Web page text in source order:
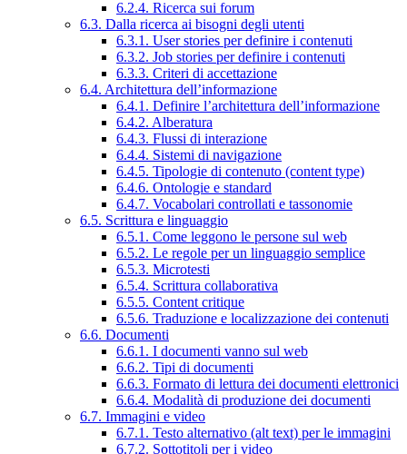
6.2.4. Ricerca sui forum
6.3. Dalla ricerca ai bisogni degli utenti
6.3.1. User stories per definire i contenuti
6.3.2. Job stories per definire i contenuti
6.3.3. Criteri di accettazione
6.4. Architettura dell’informazione
6.4.1. Definire l’architettura dell’informazione
6.4.2. Alberatura
6.4.3. Flussi di interazione
6.4.4. Sistemi di navigazione
6.4.5. Tipologie di contenuto (content type)
6.4.6. Ontologie e standard
6.4.7. Vocabolari controllati e tassonomie
6.5. Scrittura e linguaggio
6.5.1. Come leggono le persone sul web
6.5.2. Le regole per un linguaggio semplice
6.5.3. Microtesti
6.5.4. Scrittura collaborativa
6.5.5. Content critique
6.5.6. Traduzione e localizzazione dei contenuti
6.6. Documenti
6.6.1. I documenti vanno sul web
6.6.2. Tipi di documenti
6.6.3. Formato di lettura dei documenti elettronici
6.6.4. Modalità di produzione dei documenti
6.7. Immagini e video
6.7.1. Testo alternativo (alt text) per le immagini
6.7.2. Sottotitoli per i video